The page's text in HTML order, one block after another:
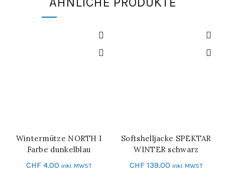
IN DEN WARENKORB
Wintermütze NORTH I
Farbe dunkelblau
CHF 4.00 inkl. MWST
SCHNELL-EINKAUF
Softshelljacke SPEKTAR
WINTER schwarz
CHF 139.00 inkl. MWST